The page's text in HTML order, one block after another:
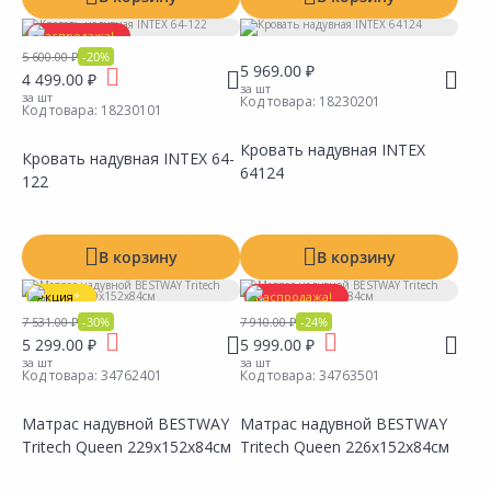
Распродажа!
5 600.00 ₽ -20%
4 499.00 ₽
за шт
Код товара: 18230101
Кровать надувная INTEX 64-
122
В корзину
5 969.00 ₽
за шт
Код товара: 18230201
Кровать надувная INTEX
64124
В корзину
Акция*
7 531.00 ₽ -30%
5 299.00 ₽
за шт
Код товара: 34762401
Матрас надувной BESTWAY
Tritech Queen 229х152х84см
Распродажа!
7 910.00 ₽ -24%
5 999.00 ₽
за шт
Код товара: 34763501
Матрас надувной BESTWAY
Tritech Queen 226х152х84см